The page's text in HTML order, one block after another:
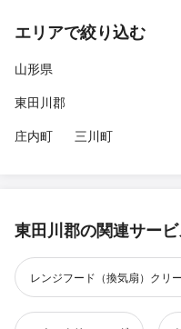
エリアで絞り込む
山形県
東田川郡
庄内町
三川町
東田川郡の関連サー
レンジフード（換気扇）クリ